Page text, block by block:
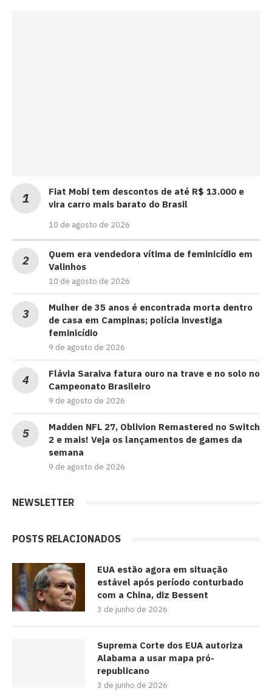
Fiat Mobi tem descontos de até R$ 13.000 e
vira carro mais barato do Brasil
10 de agosto de 2026
Quem era vendedora vítima de feminicídio em
Valinhos
10 de agosto de 2026
Mulher de 35 anos é encontrada morta dentro
de casa em Campinas; polícia investiga
feminicídio
9 de agosto de 2026
Flávia Saraiva fatura ouro na trave e no solo no
Campeonato Brasileiro
9 de agosto de 2026
Madden NFL 27, Oblivion Remastered no Switch
2 e mais! Veja os lançamentos de games da
semana
9 de agosto de 2026
NEWSLETTER
POSTS RELACIONADOS
EUA estão agora em situação
estável após período conturbado
com a China, diz Bessent
3 de junho de 2026
Suprema Corte dos EUA autoriza
Alabama a usar mapa pró-
republicano
3 de junho de 2026